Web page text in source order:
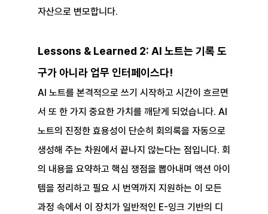
자산으로 변모합니다.
Lessons & Learned 2: AI 노트는 기록 도
구가 아니라 업무 인터페이스다!
AI 노트를 본격적으로 쓰기 시작하고 시간이 흐르면
서 또 한 가지 중요한 가치를 깨닫게 되었습니다. AI
노트의 진정한 효용성이 단순히 회의록을 자동으로
생성해 주는 차원에서 끝나지 않는다는 점입니다. 회
의 내용을 요약하고 핵심 쟁점을 뽑아내며 액션 아이
템을 정리하고 필요 시 번역까지 지원하는 이 모든
과정 속에서 이 장치가 일반적인 E-잉크 기반의 디